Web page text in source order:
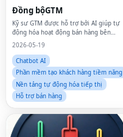
Đồng bộGTM
Kỹ sư GTM được hỗ trợ bởi AI giúp tự
động hóa hoạt động bán hàng bên
ngoài và xây dựng quy trình cho các
2026-05-19
Chatbot AI
Phần mềm tạo khách hàng tiềm năng
Nền tảng tự động hóa tiếp thị
Hỗ trợ bán hàng